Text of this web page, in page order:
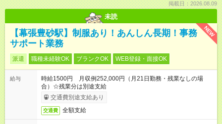
掲載日：2026.08.09
未読
NEW
【幕張豊砂駅】制服あり！あんしん長期！事務
サポート業務
派遣 職種未経験OK ブランクOK WEB登録・面接OK
給与
時給1500円 月収例252,000円（月21日勤務・残業なしの場
合）☆残業分は別途支給
交通費別途支給あり
交通費 全額支給